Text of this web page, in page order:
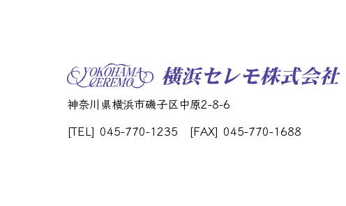
神奈川県横浜市磯子区中原2-8-6
[TEL] 045-770-1235
[FAX] 045-770-1688